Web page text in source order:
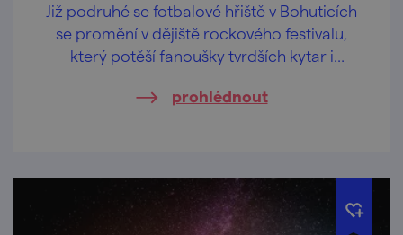
Již podruhé se fotbalové hřiště v Bohuticích
se promění v dějiště rockového festivalu,
který potěší fanoušky tvrdších kytar i
prohlédnout